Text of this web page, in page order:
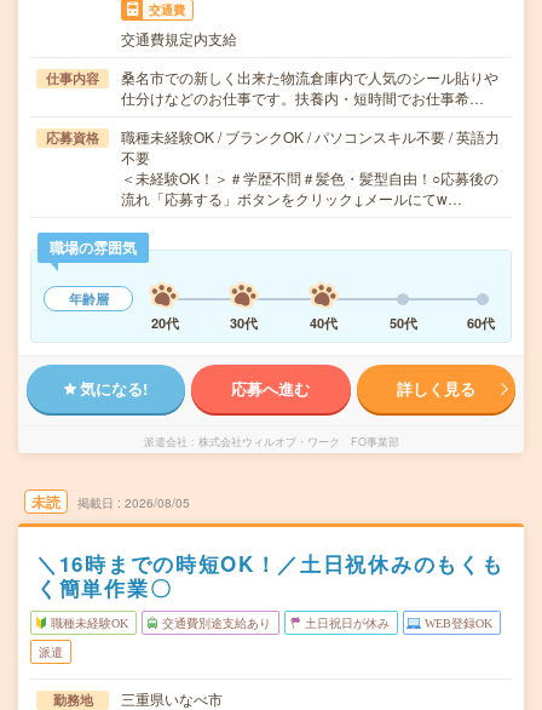
交通費
交通費規定内支給
仕事内容
桑名市での新しく出来た物流倉庫内で人気のシール貼りや
仕分けなどのお仕事です。扶養内・短時間でお仕事希…
応募資格
職種未経験OK / ブランクOK / パソコンスキル不要 / 英語力
不要
＜未経験OK！＞＃学歴不問＃髪色・髪型自由！○応募後の
流れ「応募する」ボタンをクリック↓メールにてw…
職場の雰囲気
年齢層
20代
30代 40代 50代 60代
気になる! 応募へ進む 詳しく見る
派遣会社 株式会社ウィルオブ・ワーク FO事業部
未読 掲載日 2026/08/05
＼16時までの時短OK！／土日祝休みのもくも
く簡単作業〇
職種未経験OK 交通費別途支給あり 土日祝日が休み WEB登録OK
派遣
勤務地
三重県いなべ市